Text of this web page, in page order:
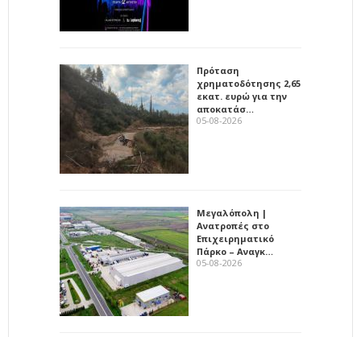
Πρόταση
χρηματοδότησης 2,65
εκατ. ευρώ για την
αποκατάσ…
05-08-2026
Μεγαλόπολη |
Ανατροπές στο
Επιχειρηματικό
Πάρκο – Αναγκ…
05-08-2026